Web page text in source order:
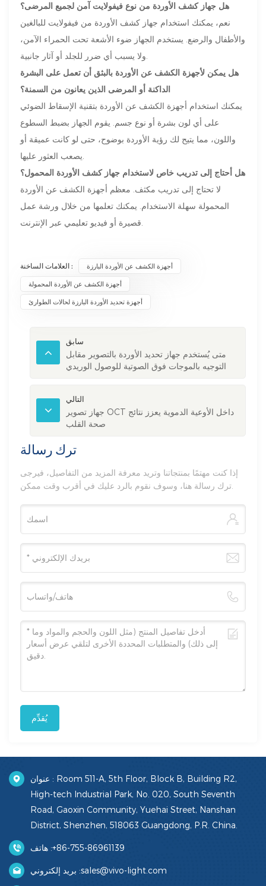
هل جهاز كشف الأوردة من نوع فيفولايت آمن لجميع المرضى؟
نعم، يمكنك استخدام جهاز كشف الأوردة من فيفولايت للبالغين
والأطفال والرضع. يستخدم الجهاز ضوء الأشعة تحت الحمراء الآمن،
هل يمكن لأجهزة الكشف عن الأوردة بالبثق أن تعمل على البشرة
الداكنة أو المرضى الذين يعانون من السمنة؟
يمكنك استخدام أجهزة الكشف عن الأوردة بتقنية الإسقاط الضوئي
على أي لون بشرة أو نوع جسم. يقوم الجهاز بضبط السطوع
واللون، مما يتيح لك رؤية الأوردة بوضوح، حتى لو كانت عميقة أو
هل أحتاج إلى تدريب خاص لاستخدام جهاز كشف الأوردة المحمول؟
لا تحتاج إلى تدريب مكثف. معظم أجهزة الكشف عن الأوردة
المحمولة سهلة الاستخدام. يمكنك تعلمها من خلال ورشة عمل
العلامات الساخنة : أجهزة الكشف عن الأوردة البارزة
أجهزة الكشف عن الأوردة المحمولة
أجهزة تحديد الأوردة البارزة لحالات الطوارئ
سابق
متى يُستخدم جهاز تحديد الأوردة بالتصوير مقابل
التوجيه بالموجات فوق الصوتية للوصول الوريدي
التالي
جهاز تصوير OCT داخل الأوعية الدموية يعزز نتائج
صحة القلب
ترك رسالة
إذا كنت مهتمًا بمنتجاتنا وتريد معرفة المزيد من التفاصيل، فيرجى
يُقدِّم
عنوان : Room 511-A, 5th Floor, Block B, Building R2,
High-tech Industrial Park, No. 020, South Seventh
Road, Gaoxin Community, Yuehai Street, Nanshan
District, Shenzhen, 518063 Guangdong, P.R. China.
هاتف :+86-755-86961139
بريد إلكتروني :sales@vivo-light.com